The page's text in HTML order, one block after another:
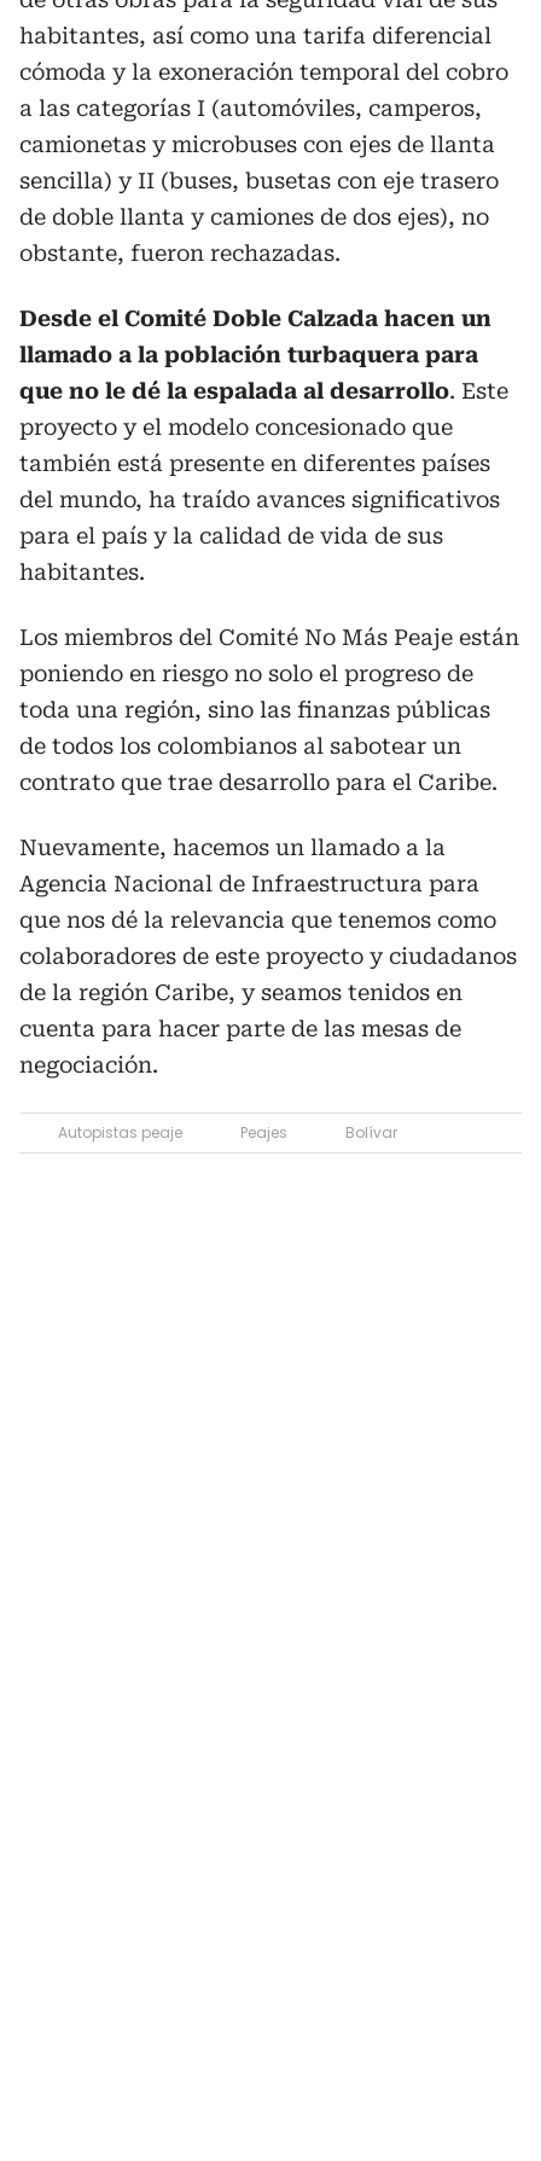
habitantes, así como una tarifa diferencial
cómoda y la exoneración temporal del cobro
a las categorías I (automóviles, camperos,
camionetas y microbuses con ejes de llanta
sencilla) y II (buses, busetas con eje trasero
de doble llanta y camiones de dos ejes), no
obstante, fueron rechazadas.
Desde el Comité Doble Calzada hacen un
llamado a la población turbaquera para
que no le dé la espalada al desarrollo. Este
proyecto y el modelo concesionado que
también está presente en diferentes países
del mundo, ha traído avances significativos
para el país y la calidad de vida de sus
habitantes.
Los miembros del Comité No Más Peaje están
poniendo en riesgo no solo el progreso de
toda una región, sino las finanzas públicas
de todos los colombianos al sabotear un
contrato que trae desarrollo para el Caribe.
Nuevamente, hacemos un llamado a la
Agencia Nacional de Infraestructura para
que nos dé la relevancia que tenemos como
colaboradores de este proyecto y ciudadanos
de la región Caribe, y seamos tenidos en
cuenta para hacer parte de las mesas de
negociación.
Autopistas peaje Peajes Bolívar